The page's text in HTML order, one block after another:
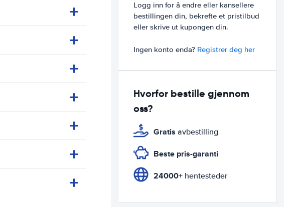
Logg inn for å endre eller kansellere
bestillingen din, bekrefte et pristilbud
eller skrive ut kupongen din.
Ingen konto enda? Registrer deg her
Hvorfor bestille gjennom
oss?
Gratis avbestilling
Beste pris-garanti
24000+ hentesteder